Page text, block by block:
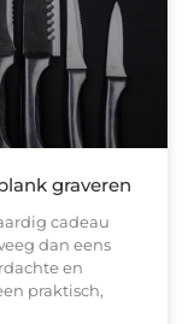
graveren
cadeau
dan eens
en
praktisch,